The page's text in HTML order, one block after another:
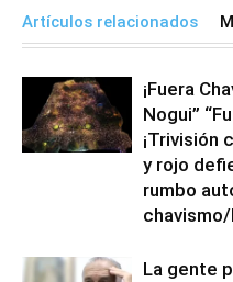
Artículos relacionados
¡Fuera
Nogui”
¡Trivisión
y rojo
rumbo
La gente